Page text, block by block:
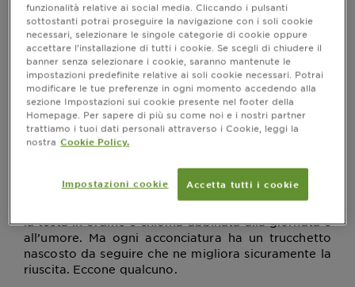
Ultimo aggiornamento ottobre 25, 2022
Impara nuove acconciature per uno stile impeccabile
ogni giorno, seguendo i tutorial sui capelli degli
esperti di styling di Garnier.
Tutorial sui capelli: tutto ciò che vuoi
sapere è qui
sono il pane quotidiano per tutte coloro
che amano imparare nuoveacconciature per
ed avere uno stile sempre impeccabile, con
la testa in ordine e chioma abbinata alla giornata e
all’umore. Ma ogni acconciatura ha un trucchetto
nascosto da seguire che ne migliora sicuramente la
riuscita. Eccone qualcuno.
funzionalità relative ai social media. Cliccando i pulsanti
sottostanti potrai proseguire la navigazione con i soli cookie
necessari, selezionare le singole categorie di cookie oppure
accettare l’installazione di tutti i cookie. Se scegli di chiudere il
banner senza selezionare i cookie, saranno mantenute le
impostazioni predefinite relative ai soli cookie necessari. Potrai
modificare le tue preferenze in ogni momento accedendo alla
sezione Impostazioni sui cookie presente nel footer della
Homepage. Per sapere di più su come noi e i nostri partner
trattiamo i tuoi dati personali attraverso i Cookie, leggi la
nostra Cookie Policy.
Impostazioni cookie Accetta tutti i cookie